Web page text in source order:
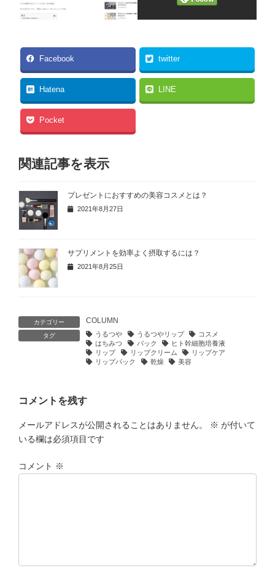
Facebook twitter
Hatena LINE
Pocket
関連記事を表示
プレゼントにおすすめの美容コスメとは？
2021年8月27日
サプリメントを効率よく摂取するには？
2021年8月25日
カテゴリー COLUMN
タグ うるつや うるつやリップ
コスメ
はちみつ
パック
ヒト幹細胞培養液
リップ
リップクリーム
リップケア
リップパック
乾燥 美容
コメントを残す
メールアドレスが公開されることはありません。 ※ が付いて
いる欄は必須項目です
コメント ※